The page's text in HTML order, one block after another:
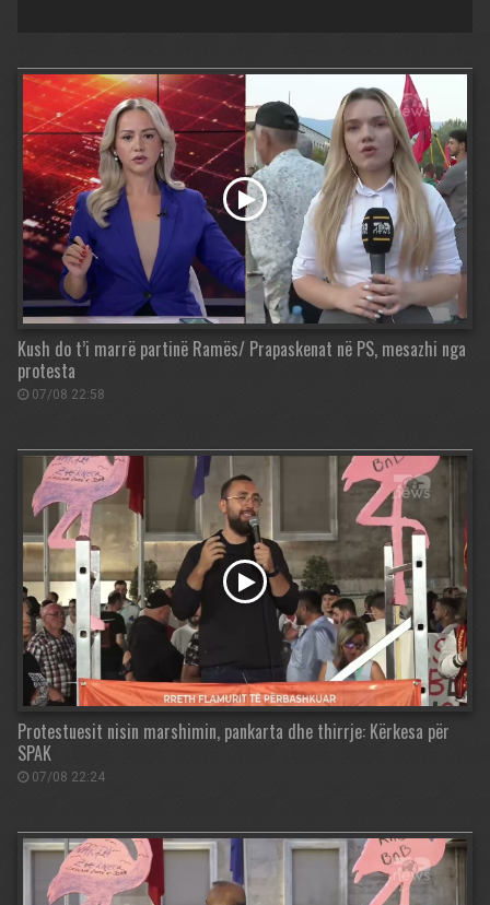
Kush do t’i marrë partinë Ramës/ Prapaskenat në PS, mesazhi nga
protesta
07/08 22:58
Protestuesit nisin marshimin, pankarta dhe thirrje: Kërkesa për
SPAK
07/08 22:24